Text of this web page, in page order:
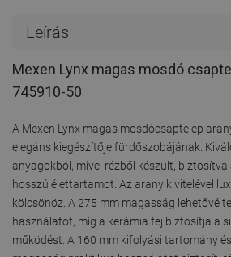
Leírás
Mexen Lynx magas mosdó
745910-50
A Mexen Lynx magas mosdócsaptelep
elegáns kiegészítője fürdőszobájának.
anyagokból, mivel rézből készült,
hosszú élettartamot. Az arany kivitelével
kölcsönöz. A 275 mm magasság lehetővé
használatot, míg a kerámia fej biztosítja a
működést. A 160 mm kifolyási tartomány